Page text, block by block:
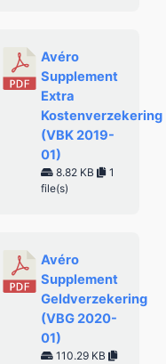
Avéro
Supplement
Extra
Kostenverzekering
(VBK 2019-
01)
8.82 KB
1
file(s)
Avéro
Supplement
Geldverzekering
(VBG 2020-
01)
110.29 KB